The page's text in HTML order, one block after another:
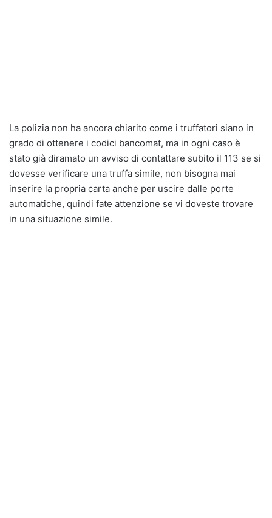
La polizia non ha ancora chiarito come i truffatori siano in
grado di ottenere i codici bancomat, ma in ogni caso è
stato già diramato un avviso di contattare subito il 113 se si
dovesse verificare una truffa simile, non bisogna mai
inserire la propria carta anche per uscire dalle porte
automatiche, quindi fate attenzione se vi doveste trovare
in una situazione simile.